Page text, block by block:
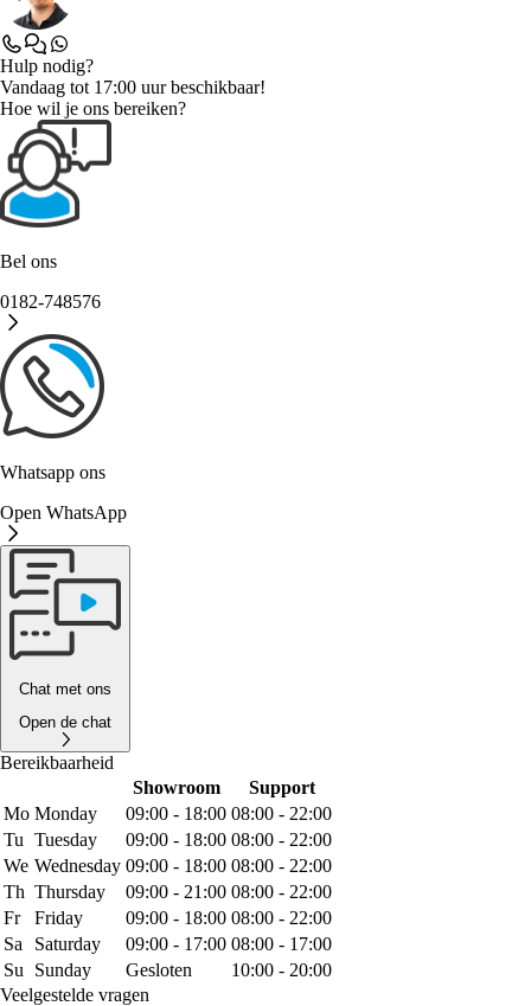
Hulp nodig?
Vandaag tot 17:00 uur beschikbaar!
Hoe wil je ons bereiken?
Bel ons
0182-748576
Whatsapp ons
Open WhatsApp
Chat met ons
Open de chat
Bereikbaarheid
Showroom
Support
Mo Monday 09:00 - 18:00 08:00 - 22:00
Tu Tuesday 09:00 - 18:00 08:00 - 22:00
We Wednesday 09:00 - 18:00 08:00 - 22:00
Th Thursday 09:00 - 21:00 08:00 - 22:00
Fr
Friday 09:00 - 18:00 08:00 - 22:00
Sa
Saturday 09:00 - 17:00 08:00 - 17:00
Su
Sunday Gesloten
10:00 - 20:00
Veelgestelde vragen